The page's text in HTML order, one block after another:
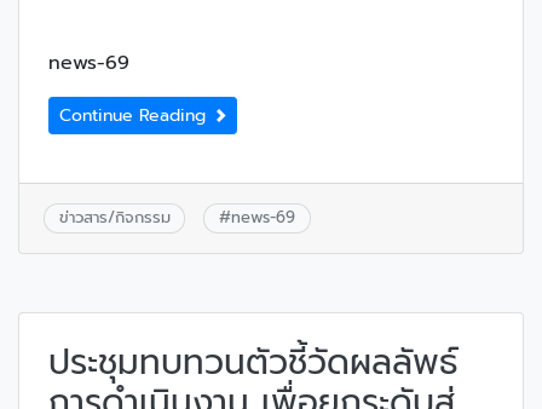
news-69
Continue Reading
ข่าวสาร/กิจกรรม #news-69
ประชุมทบทวนตัวชี้วัดผลลัพธ์